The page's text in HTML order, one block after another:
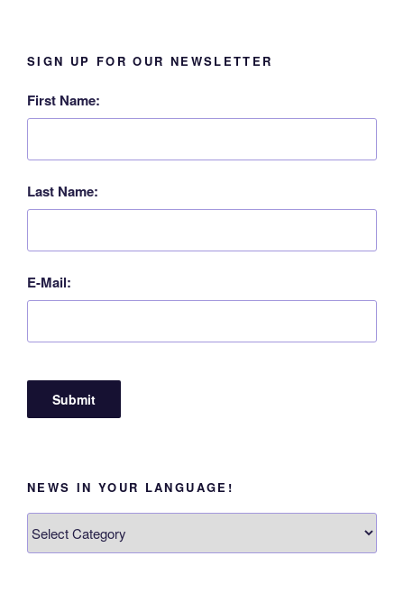
SIGN UP FOR OUR NEWSLETTER
First Name:
Last Name:
E-Mail:
NEWS IN YOUR LANGUAGE!
in